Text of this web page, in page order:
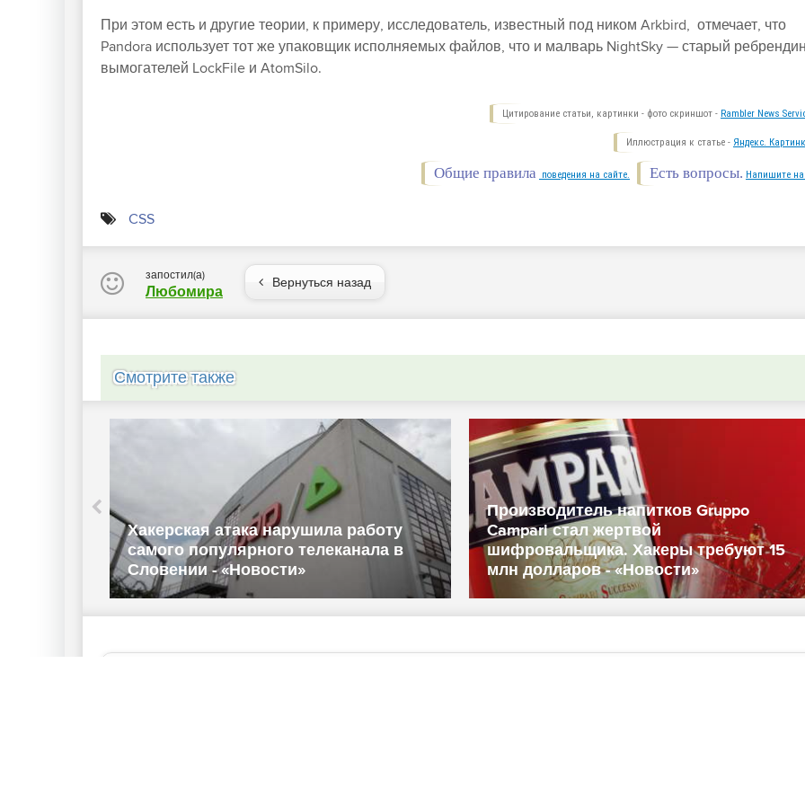
При этом есть и другие теории, к примеру, исследователь, известный под ником Arkbird, отмечает, что
Pandora использует тот же упаковщик исполняемых файлов, что и малварь NightSky — старый
вымогателей LockFile и AtomSilo.
Цитирование статьи, картинки - фото скриншот - Rambler News
Иллюстрация к статье - Яндекс.
Есть вопросы. Напишите
Общие правила поведения на сайте.
CSS
запостил(а)
Любомира
Вернуться назад
Смотрите также
Хакерская атака нарушила работу
самого популярного телеканала в
Словении - «Новости»
Производитель напитков Gruppo
Campari стал жертвой
шифровальщика. Хакеры требуют 15
млн долларов - «Новости»